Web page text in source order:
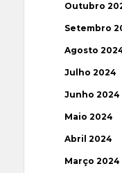
Outubro
Setembro
Agosto
Julho 2024
Junho 2024
Maio 2024
Abril 2024
Março 2024